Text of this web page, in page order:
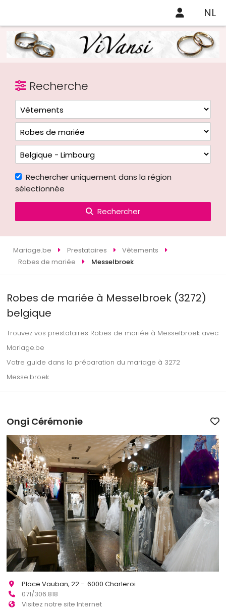
NL
Recherche
Rechercher uniquement dans la région
sélectionnée
Rechercher
Mariage.be Prestataires
Vêtements
Robes de mariée
Messelbroek
Robes de mariée à Messelbroek (3272)
belgique
Trouvez vos prestataires Robes de mariée à Messelbroek avec
Mariage.be
Votre guide dans la préparation du mariage à 3272
Messelbroek
Ongi Cérémonie
Place Vauban, 22 - 6000 Charleroi
071/306.818
Visitez notre site Internet